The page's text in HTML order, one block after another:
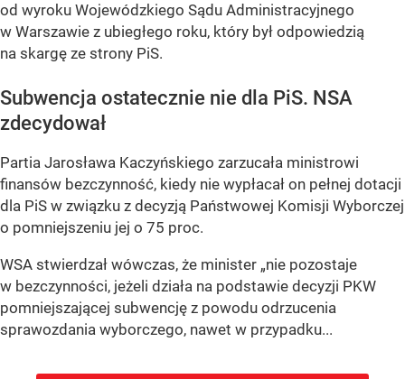
od wyroku Wojewódzkiego Sądu Administracyjnego
w Warszawie z ubiegłego roku, który był odpowiedzią
na skargę ze strony PiS.
Subwencja ostatecznie nie dla PiS. NSA
zdecydował
Partia Jarosława Kaczyńskiego zarzucała ministrowi
finansów bezczynność, kiedy nie wypłacał on pełnej dotacji
dla PiS w związku z decyzją Państwowej Komisji Wyborczej
o pomniejszeniu jej o 75 proc.
WSA stwierdzał wówczas, że minister „nie pozostaje
w bezczynności, jeżeli działa na podstawie decyzji PKW
pomniejszającej subwencję z powodu odrzucenia
sprawozdania wyborczego, nawet w przypadku...